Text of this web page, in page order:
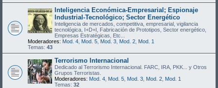
Inteligencia Económica-Empresarial; Espionaje
Industrial-Tecnológico; Sector Energético
Inteligencia de mercados, competitiva, empresarial, vigilancia
tecnológica, I+D+I, Fabricación de Prototipos, Sector energético,
Empresas Estratégicas, Etc...
Moderadores: Mod. 4 Mod. 5 Mod. 3 Mod. 2 Mod. 1
Temas: 43
Terrorismo Internacional
Dedicado al Terrorismo Internacional. FARC, IRA, PKK... y Otros
Grupos Terroristas.
Moderadores: Mod. 4 Mod. 5 Mod. 3 Mod. 2 Mod. 1
Temas: 32